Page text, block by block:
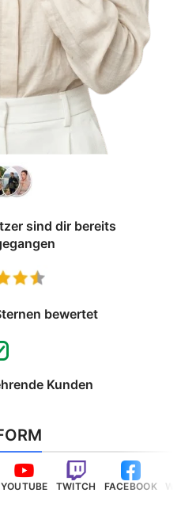
sind dir bereits
bewertet
Kunden
YOUTUBE TWITCH FACEBOOK